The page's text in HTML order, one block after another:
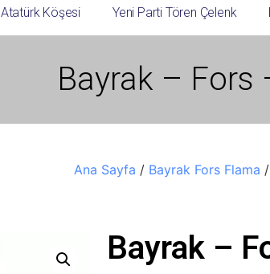
Atatürk Köşesi Yeni Parti Tören Çelenk
Bayrak – Fors
Ana Sayfa / Bayrak Fors Flama
Bayrak –